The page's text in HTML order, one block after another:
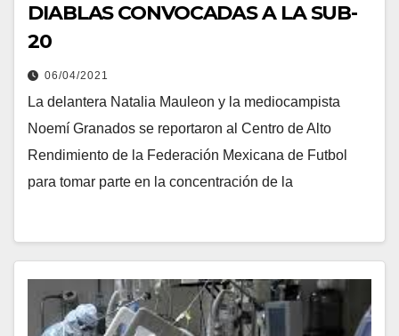
DIABLAS CONVOCADAS A LA SUB-
20
06/04/2021
La delantera Natalia Mauleon y la mediocampista
Noemí Granados se reportaron al Centro de Alto
Rendimiento de la Federación Mexicana de Futbol
para tomar parte en la concentración de la